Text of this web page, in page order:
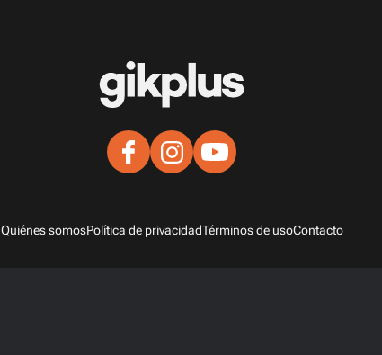
Quiénes somosPolítica de privacidadTérminos de usoContacto